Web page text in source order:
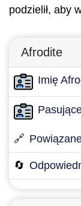
podzielił, aby
Afrodite
Imię
🔗
🔄